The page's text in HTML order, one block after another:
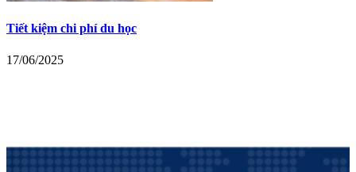
Tiết kiệm chi phí du học
17/06/2025